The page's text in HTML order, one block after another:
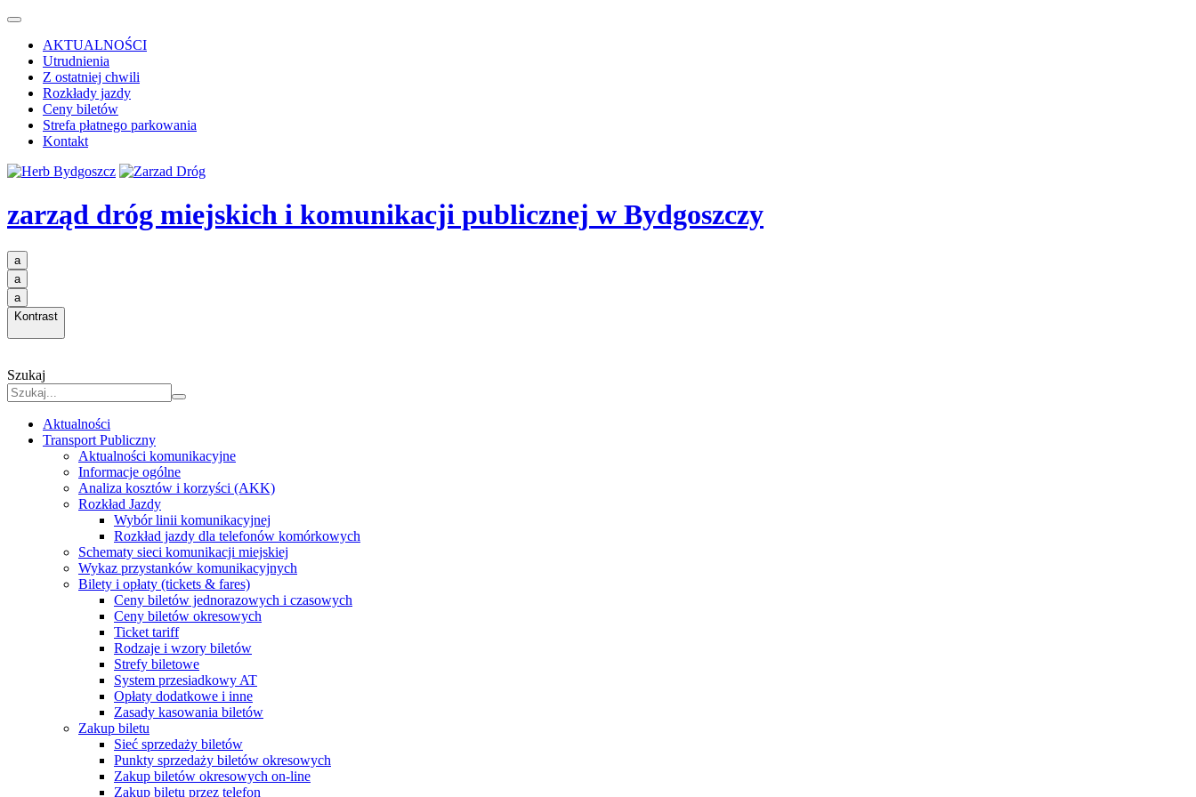
AKTUALNOŚCI
Utrudnienia
Z ostatniej chwili
Rozkłady jazdy
Ceny biletów
Strefa płatnego parkowania
Kontakt
zarząd dróg miejskich i komunikacji publicznej w Bydgoszczy
a
a
a
Kontrast
Szukaj
Aktualności
Transport Publiczny
Aktualności komunikacyjne
Informacje ogólne
Analiza kosztów i korzyści (AKK)
Rozkład Jazdy
Wybór linii komunikacyjnej
Rozkład jazdy dla telefonów komórkowych
Schematy sieci komunikacji miejskiej
Wykaz przystanków komunikacyjnych
Bilety i opłaty (tickets & fares)
Ceny biletów jednorazowych i czasowych
Ceny biletów okresowych
Ticket tariff
Rodzaje i wzory biletów
Strefy biletowe
System przesiadkowy AT
Opłaty dodatkowe i inne
Zasady kasowania biletów
Zakup biletu
Sieć sprzedaży biletów
Punkty sprzedaży biletów okresowych
Zakup biletów okresowych on-line
Zakup biletu przez telefon